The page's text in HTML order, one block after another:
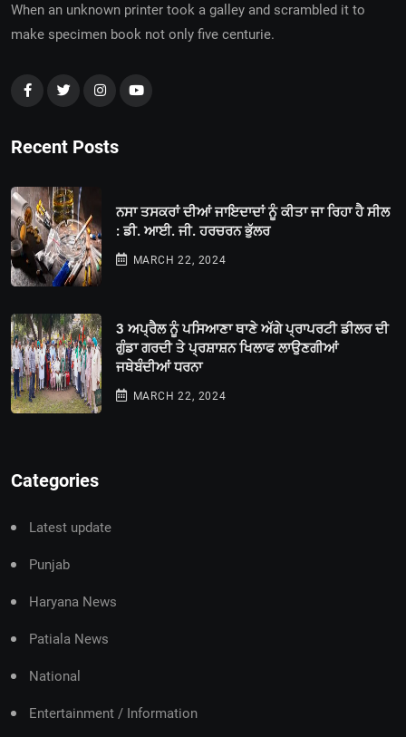
When an unknown printer took a galley and scrambled it to
make specimen book not only five centurie.
Recent Posts
ਨਸਾ ਤਸਕਰਾਂ ਦੀਆਂ ਜਾਇਦਾਦਾਂ ਨੂੰ ਕੀਤਾ ਜਾ ਰਿਹਾ ਹੈ ਸੀਲ
: ਡੀ. ਆਈ. ਜੀ. ਹਰਚਰਨ ਭੁੱਲਰ
MARCH 22, 2024
3 ਅਪ੍ਰੈਲ ਨੂੰ ਪਸਿਆਣਾ ਥਾਣੇ ਅੱਗੇ ਪ੍ਰਾਪਰਟੀ ਡੀਲਰ ਦੀ
ਗੁੰਡਾ ਗਰਦੀ ਤੇ ਪ੍ਰਸ਼ਾਸ਼ਨ ਖਿਲਾਫ ਲਾਉਣਗੀਆਂ
ਜਥੇਬੰਦੀਆਂ ਧਰਨਾ
MARCH 22, 2024
Categories
Latest update
Punjab
Haryana News
Patiala News
National
Entertainment / Information